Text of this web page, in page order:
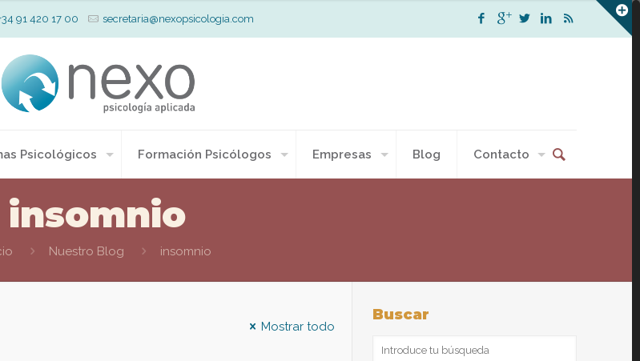
91 420 17 00 secretaria@nexopsicologia.com
Psicológicos Formación Psicólogos Empresas Blog Contacto
insomnio
Nuestro Blog insomnio
Mostrar todo
Buscar